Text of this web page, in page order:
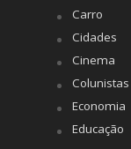
Carro
Cidades
Cinema
Colunistas
Economia
Educação